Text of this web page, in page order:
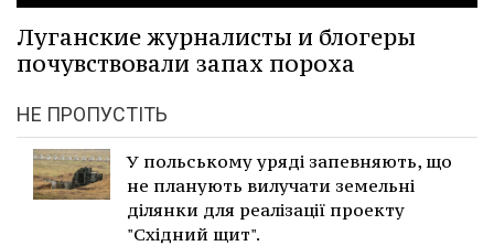
Луганские журналисты и блогеры
почувствовали запах пороха
НЕ ПРОПУСТІТЬ
У польському уряді запевняють, що
не планують вилучати земельні
ділянки для реалізації проекту
"Східний щит".